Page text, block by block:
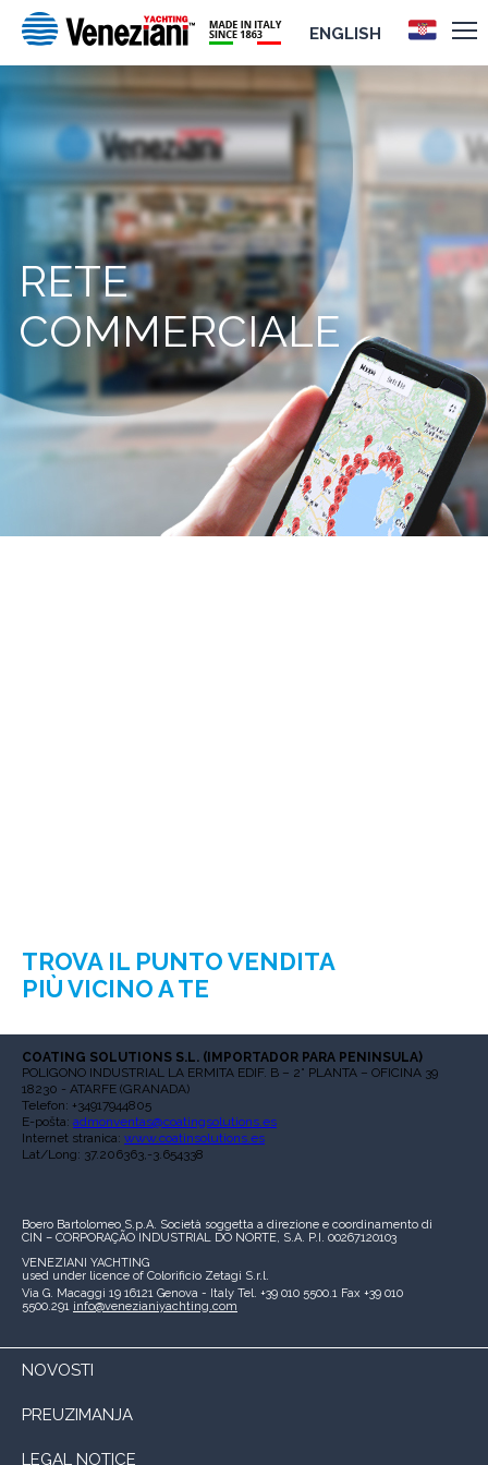
ENGLISH
RETE
COMMERCIALE
TROVA IL PUNTO VENDITA
PIÙ VICINO A TE
COATING SOLUTIONS S.L. (IMPORTADOR PARA PENINSULA)
POLIGONO INDUSTRIAL LA ERMITA EDIF. B – 2° PLANTA – OFICINA 39
18230 - ATARFE (GRANADA)
Telefon: +34917944805
E-pošta: admonventas@coatingsolutions.es
Internet stranica: www.coatinsolutions.es
Lat/Long: 37.206363,-3.654338
Boero Bartolomeo S.p.A. Società soggetta a direzione e coordinamento di
CIN – CORPORAÇÃO INDUSTRIAL DO NORTE, S.A. P.I. 00267120103
VENEZIANI YACHTING
used under licence of Colorificio Zetagi S.r.l.
Via G. Macaggi 19 16121 Genova - Italy Tel. +39 010 5500.1 Fax +39 010
5500.291 info@venezianiyachting.com
NOVOSTI
PREUZIMANJA
LEGAL NOTICE